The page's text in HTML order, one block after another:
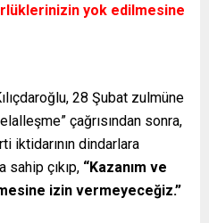
yok edilmesine
28 Şubat zulmüne
çağrısından sonra,
iktidarının dindarlara
sahip çıkıp, “Kazanım ve
izin vermeyeceğiz.”